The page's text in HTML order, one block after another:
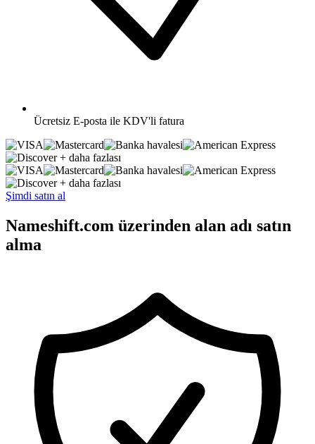
Ücretsiz E-posta ile KDV'li fatura
+ daha fazlası
+ daha fazlası
Şimdi satın al
Nameshift.com üzerinden alan adı satın
alma